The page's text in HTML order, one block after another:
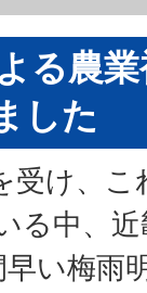
る農
した
け、こ
る中、
い梅雨